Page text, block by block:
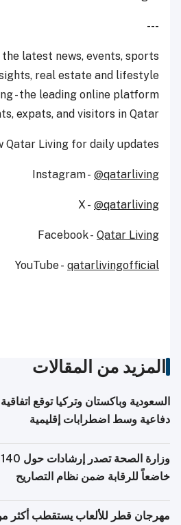
---
latest news, events, sports
real estate and lifestyle
- the leading online platform
expats, and visitors in Qatar.
Qatar Living for daily updates:
Instagram - @qatarliving
X - @qatarliving
Facebook - Qatar Living
YouTube - qatarlivingofficial
المزيد من المقالات
السعودية وباكستان وتركيا توقع اتفاقية
دفاعية وسط اضطرابات إقليمية
خاضعاً للرقابة ضمن نظام التصاريح
مهرجان قطر للألعاب يستقطب أكثر